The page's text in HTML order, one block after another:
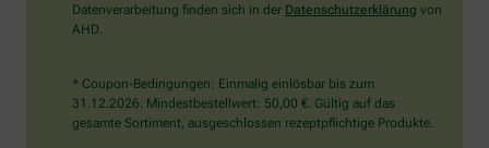
Datenverarbeitung finden sich in der Datenschutzerklärung von
AHD.
* Coupon-Bedingungen: Einmalig einlösbar bis zum
31.12.2026. Mindestbestellwert: 50,00 €. Gültig auf das
gesamte Sortiment, ausgeschlossen rezeptpflichtige Produkte.